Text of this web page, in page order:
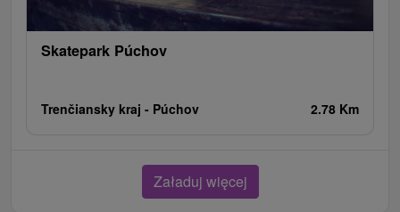
Skatepark Púchov
Trenčiansky kraj - Púchov 2.78 Km
Załaduj więcej